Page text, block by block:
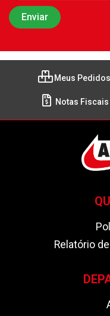
Meus Pedidos
Notas Fiscais
Relatório